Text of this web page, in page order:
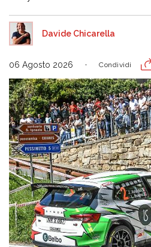
Davide Chicarella
06 Agosto 2026 Condividi